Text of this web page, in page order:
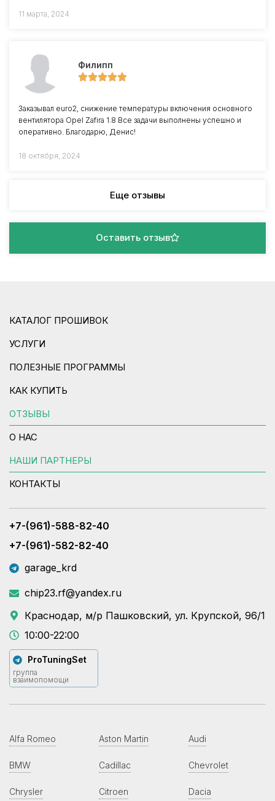
11 марта, 2024
Филипп
Заказывал euro2, снижение температуры включения основного
вентилятора Opel Zafira 1.8 Все задачи выполнены успешно и
оперативно. Благодарю, Денис!
18 октября, 2024
Еще отзывы
Оставить отзыв
КАТАЛОГ ПРОШИВОК
УСЛУГИ
ПОЛЕЗНЫЕ ПРОГРАММЫ
КАК КУПИТЬ
ОТЗЫВЫ
О НАС
НАШИ ПАРТНЕРЫ
КОНТАКТЫ
+7-(961)-588-82-40
+7-(961)-582-82-40
garage_krd
chip23.rf@yandex.ru
Краснодар, м/р Пашковский, ул. Крупской, 96/1
10:00-22:00
ProTuningSet
группа
взаимопомощи
Alfa Romeo Aston Martin Audi
BMW Cadillac Chevrolet
Chrysler Citroen Dacia